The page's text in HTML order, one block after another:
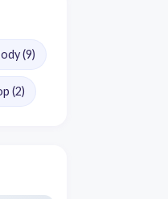
(9)
(2)